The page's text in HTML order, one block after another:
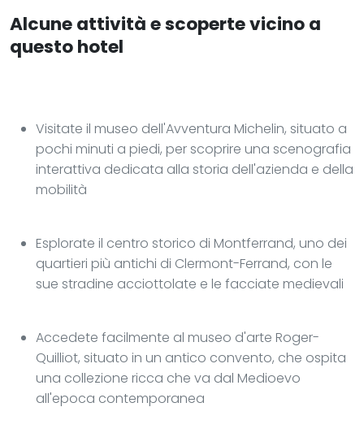
Alcune attività e scoperte vicino a
questo hotel
Visitate il museo dell'Avventura Michelin, situato a
pochi minuti a piedi, per scoprire una scenografia
interattiva dedicata alla storia dell'azienda e della
mobilità
Esplorate il centro storico di Montferrand, uno dei
quartieri più antichi di Clermont-Ferrand, con le
sue stradine acciottolate e le facciate medievali
Accedete facilmente al museo d'arte Roger-
Quilliot, situato in un antico convento, che ospita
una collezione ricca che va dal Medioevo
all'epoca contemporanea